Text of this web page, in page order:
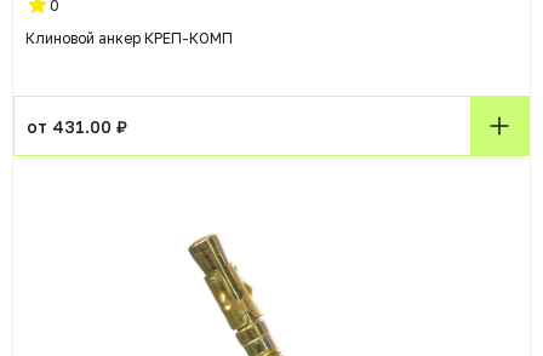
0
Клиновой анкер КРЕП-КОМП
от 431.00 ₽